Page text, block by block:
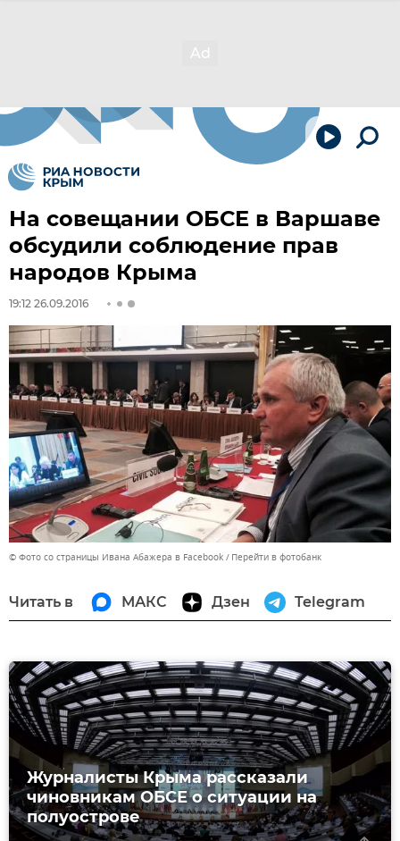
На совещании ОБСЕ в Варшаве
обсудили соблюдение прав
народов Крыма
19:12 26.09.2016
© Фото со страницы Ивана Абажера в Facebook Перейти в фотобанк
Читать в МАКС Дзен Telegram
Журналисты Крыма рассказали
чиновникам ОБСЕ о ситуации на
полуострове